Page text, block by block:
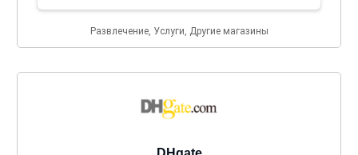
Развлечение, Услуги, Другие магазины